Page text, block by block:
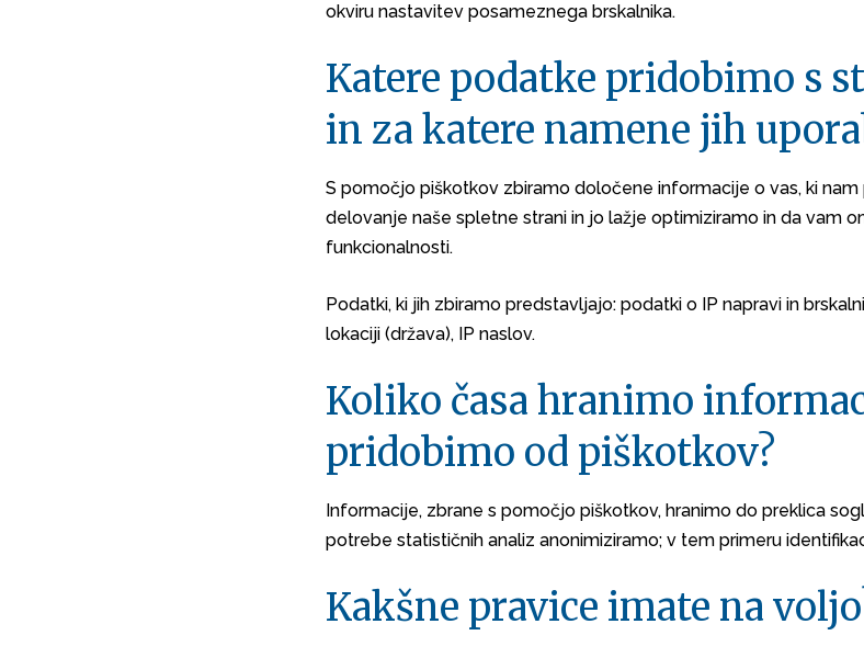
okviru nastavitev posameznega brskalnika.
Katere podatke pridobimo s
in za katere namene jih
S pomočjo piškotkov zbiramo določene informacije o vas, ki
delovanje naše spletne strani in jo lažje optimiziramo in da vam
funkcionalnosti.
Podatki, ki jih zbiramo predstavljajo: podatki o IP napravi in
lokaciji (država), IP naslov.
Koliko časa hranimo
pridobimo od piškotkov?
Informacije, zbrane s pomočjo piškotkov, hranimo do preklica
potrebe statističnih analiz anonimiziramo; v tem primeru
Kakšne pravice imate na